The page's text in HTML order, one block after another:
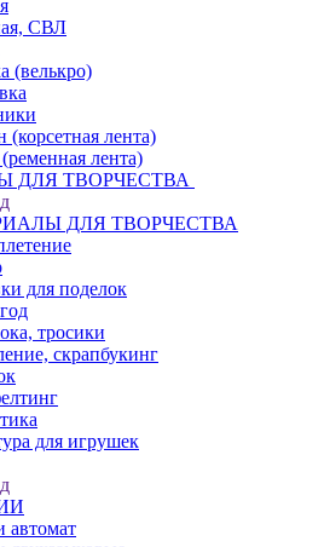
СВЛ
(велькро)
(корсетная лента)
лента)
ДЛЯ ТВОРЧЕСТВА
ДЛЯ ТВОРЧЕСТВА
для поделок
тросики
скрапбукинг
для игрушек